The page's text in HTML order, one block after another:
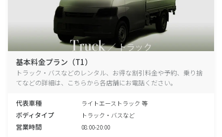
基本料金プラン（T1）
トラック・バスなどのレンタル、お得な割引料金や予約、乗り捨
てなどの詳細は、こちらから各店舗にお電話ください。
代表車種 ライトエーストラック 等
ボディタイプ トラック・バスなど
営業時間 08:00-20:00